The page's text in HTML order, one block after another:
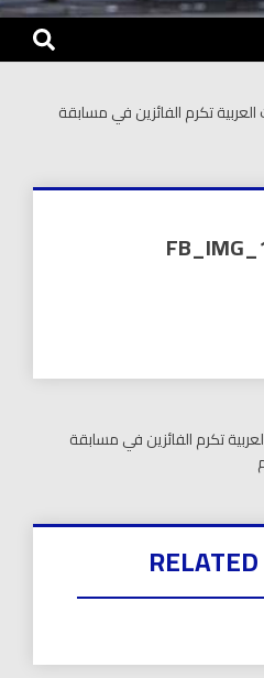
تكرم الفائزين في مسابقة
تكرم الفائزين في مسابقة